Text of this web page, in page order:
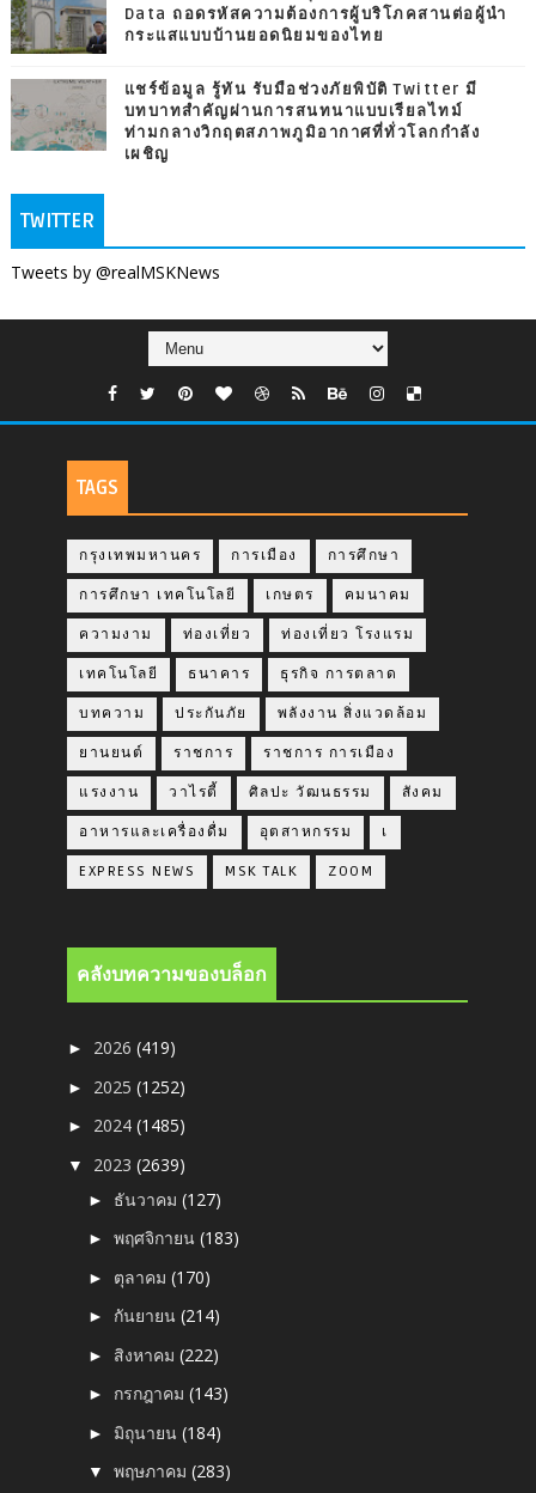
Data ถอดรหัสความต้องการผู้บริโภคสานต่อผู้นำ
กระแสแบบบ้านยอดนิยมของไทย
แชร์ข้อมูล รู้ทัน รับมือช่วงภัยพิบัติ Twitter มี
บทบาทสำคัญผ่านการสนทนาแบบเรียลไทม์
ท่ามกลางวิกฤตสภาพภูมิอากาศที่ทั่วโลกกำลัง
เผชิญ
TWITTER
Tweets by @realMSKNews
TAGS
กรุงเทพมหานคร การเมือง การศึกษา
การศึกษา เทคโนโลยี เกษตร คมนาคม
ความงาม ท่องเที่ยว ท่องเที่ยว โรงแรม
เทคโนโลยี ธนาคาร ธุรกิจ การตลาด
บทความ ประกันภัย พลังงาน สิ่งแวดล้อม
ยานยนต์ ราชการ ราชการ การเมือง
แรงงาน วาไรตี้ ศิลปะ วัฒนธรรม สังคม
อาหารและเครื่องดื่ม อุตสาหกรรม เ
EXPRESS NEWS MSK TALK ZOOM
คลังบทความของบล็อก
► 2026(419)
► 2025(1252)
► 2024(1485)
▼ 2023(2639)
► ธันวาคม(127)
►พฤศจิกายน(183)
► ตุลาคม(170)
► กันยายน(214)
► สิงหาคม(222)
► กรกฎาคม(143)
► มิถุนายน(184)
▼พฤษภาคม(283)